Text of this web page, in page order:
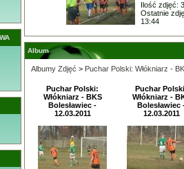
Ilość zdjęć:
Ostatnie
13:44
Album
Albumy Zdjęć > Puchar Polski: Włókniarz -
Puchar Polski:
Włókniarz - BKS
Bolesławiec -
12.03.2011
Puchar
Włókniarz -
Bolesławiec
12.03.2011